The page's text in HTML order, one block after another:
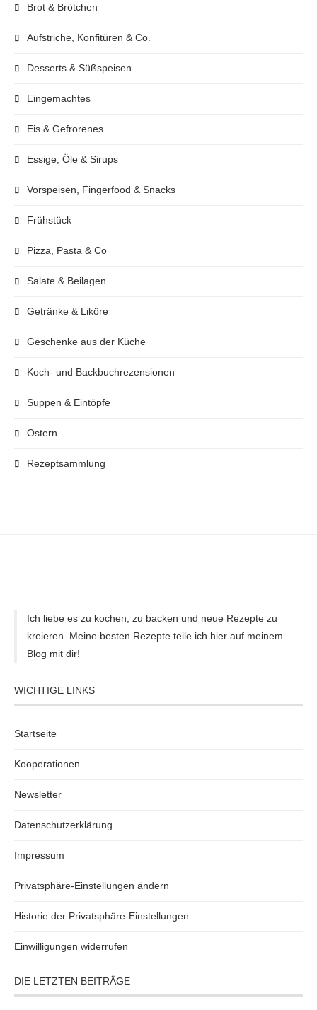
Brot & Brötchen
Aufstriche, Konfitüren & Co.
Desserts & Süßspeisen
Eingemachtes
Eis & Gefrorenes
Essige, Öle & Sirups
Vorspeisen, Fingerfood & Snacks
Frühstück
Pizza, Pasta & Co
Salate & Beilagen
Getränke & Liköre
Geschenke aus der Küche
Koch- und Backbuchrezensionen
Suppen & Eintöpfe
Ostern
Rezeptsammlung
Ich liebe es zu kochen, zu backen und neue Rezepte zu
kreieren. Meine besten Rezepte teile ich hier auf meinem
Blog mit dir!
WICHTIGE LINKS
Startseite
Kooperationen
Newsletter
Datenschutzerklärung
Impressum
Privatsphäre-Einstellungen ändern
Historie der Privatsphäre-Einstellungen
Einwilligungen widerrufen
DIE LETZTEN BEITRÄGE